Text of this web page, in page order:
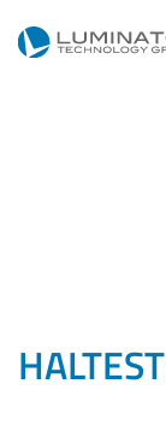
Zum